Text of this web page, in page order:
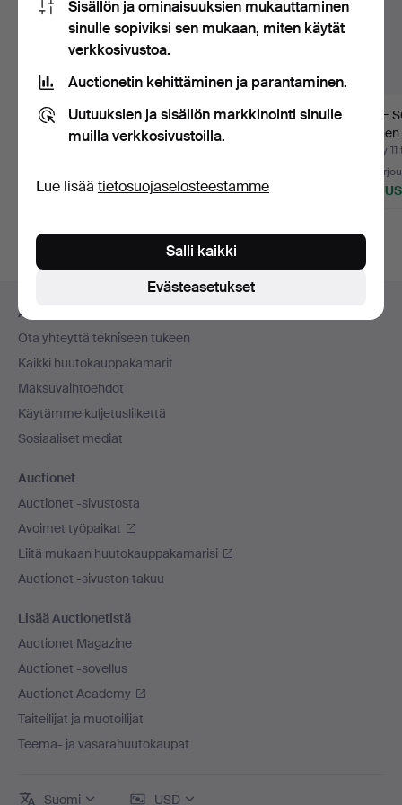
NÄYTTELYJUliste,
Juhlanäyttely
337 USD
JAN FALKMAN. "Syksy-
ilta". Öljy kankaalle,…
1 419 USD
INGE
Pastel…
Myyty
32
505
Alatunnistenavigaatio
Apua ja yhteystiedot
Ota yhteyttä tekniseen tukeen
Kaikki huutokauppakamarit
Maksuvaihtoehdot
Käytämme kuljetusliikettä
Sosiaaliset mediat
Auctionet
Auctionet -sivustosta
Avoimet työpaikat
Liitä mukaan huutokauppakamarisi
Auctionet -sivuston takuu
Lisää Auctionetistä
Auctionet Magazine
Auctionet -sovellus
Auctionet Academy
Taiteilijat ja muotoilijat
Teema- ja vasarahuutokaupat
Suomi USD
Sisällön ja ominaisuuksien mukauttaminen
sinulle sopiviksi sen mukaan, miten käytät
verkkosivustoa.
Auctionetin kehittäminen ja parantaminen.
Uutuuksien ja sisällön markkinointi sinulle
muilla verkkosivustoilla.
Lue lisää tietosuojaselosteestamme
Evästeasetukset
Salli kaikki